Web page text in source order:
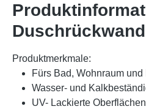
Produktmerkmale:
Fürs Bad, Wohnraum und
Wasser- und
UV- Lackierte Oberflächen